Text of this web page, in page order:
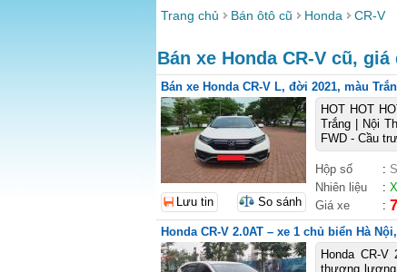
Trang chủ Bán ôtô cũ Honda CR-V
Bán xe Honda CR-V cũ,
Bán xe Honda CR-V L, đời 2021, màu
HOT HOT
Trắng | Nội
FWD - Cầu
Hộp số :
Nhiên liệu
:
Giá xe
:
Lưu tin So sánh
Honda CR-V 2.0AT – xe 1 chủ biển Hà
Honda CR-
thương lượng